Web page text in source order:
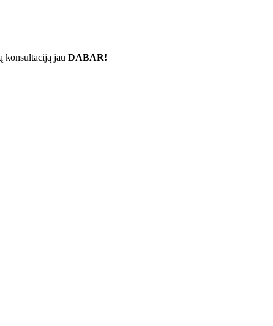
konsultaciją jau DABAR!